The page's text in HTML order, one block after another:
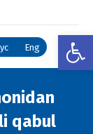
Eng
qabul